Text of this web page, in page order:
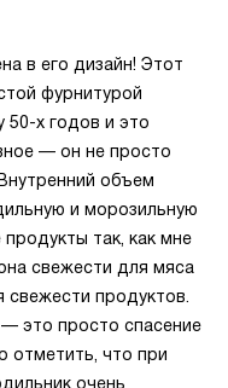
в его дизайн! Этот
фурнитурой
х годов и это
— он не просто
объем
и морозильную
так, как мне
свежести для мяса
продуктов.
это просто спасение
отметить, что при
очень